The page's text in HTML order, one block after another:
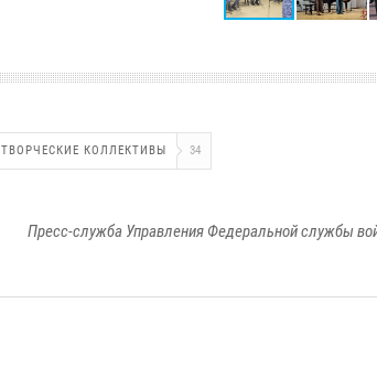
ТВОРЧЕСКИЕ КОЛЛЕКТИВЫ 34
Пресс-служба Управления Федеральной службы